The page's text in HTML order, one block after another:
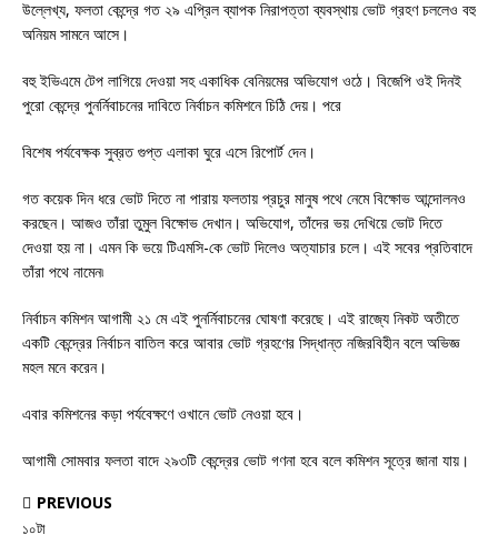
উল্লেখ্য, ফলতা কেন্দ্রে গত ২৯ এপ্রিল ব্যাপক নিরাপত্তা ব্যবস্থায় ভোট গ্রহণ চললেও বহু
অনিয়ম সামনে আসে।
বহু ইভিএমে টেপ লাগিয়ে দেওয়া সহ একাধিক বেনিয়মের অভিযোগ ওঠে। বিজেপি ওই দিনই
পুরো কেন্দ্রে পুনর্নিবাচনের দাবিতে নির্বাচন কমিশনে চিঠি দেয়। পরে
বিশেষ পর্যবেক্ষক সুব্রত গুপ্ত এলাকা ঘুরে এসে রিপোর্ট দেন।
গত কয়েক দিন ধরে ভোট দিতে না পারায় ফলতায় প্রচুর মানুষ পথে নেমে বিক্ষোভ আন্দোলনও
করছেন। আজও তাঁরা তুমুল বিক্ষোভ দেখান। অভিযোগ, তাঁদের ভয় দেখিয়ে ভোট দিতে
দেওয়া হয় না। এমন কি ভয়ে টিএমসি-কে ভোট দিলেও অত্যাচার চলে। এই সবের প্রতিবাদে
তাঁরা পথে নামেন৷
নির্বাচন কমিশন আগামী ২১ মে এই পুনর্নিবাচনের ঘোষণা করেছে। এই রাজ্যে নিকট অতীতে
একটি কেন্দ্রের নির্বাচন বাতিল করে আবার ভোট গ্রহণের সিদ্ধান্ত নজিরবিহীন বলে অভিজ্ঞ
মহল মনে করেন।
এবার কমিশনের কড়া পর্যবেক্ষণে ওখানে ভোট নেওয়া হবে।
আগামী সোমবার ফলতা বাদে ২৯৩টি কেন্দ্রের ভোট গণনা হবে বলে কমিশন সূত্রে জানা যায়।
PREVIOUS
১০টা